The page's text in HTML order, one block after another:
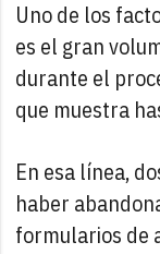
Uno de los
es el gran
durante el
que muestra
En esa línea,
haber
formularios de